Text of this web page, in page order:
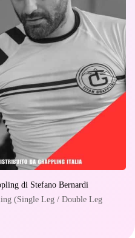
di Stefano Bernardi
(Single Leg / Double Leg